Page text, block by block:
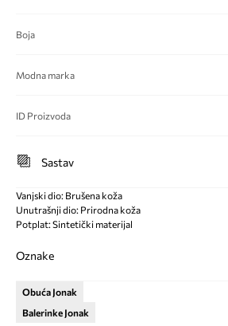
Boja
Modna marka
ID Proizvoda
Sastav
Vanjski dio: Brušena koža
Unutrašnji dio: Prirodna koža
Potplat: Sintetički materijal
Oznake
Obuća Jonak
Balerinke Jonak